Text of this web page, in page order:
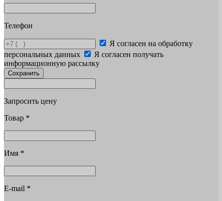
Телефон
Я согласен на обработку
персональных данных
Я согласен получать
информационную рассылку
Сохранить
Запросить цену
Товар *
Имя *
E-mail *